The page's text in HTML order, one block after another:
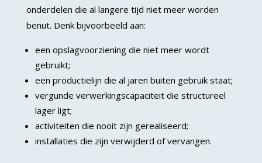
onderdelen die al langere tijd niet meer worden
benut. Denk bijvoorbeeld aan:
een opslagvoorziening die niet meer wordt
gebruikt;
een productielijn die al jaren buiten gebruik staat;
vergunde verwerkingscapaciteit die structureel
lager ligt;
activiteiten die nooit zijn gerealiseerd;
installaties die zijn verwijderd of vervangen.